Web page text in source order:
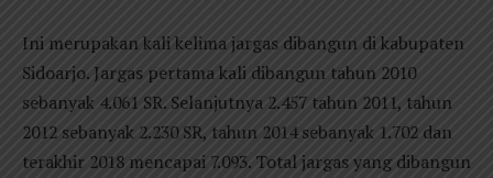
Ini merupakan kali kelima jargas dibangun di kabupaten
Sidoarjo. Jargas pertama kali dibangun tahun 2010
sebanyak 4.061 SR. Selanjutnya 2.457 tahun 2011, tahun
2012 sebanyak 2.230 SR, tahun 2014 sebanyak 1.702 dan
terakhir 2018 mencapai 7.093. Total jargas yang dibangun